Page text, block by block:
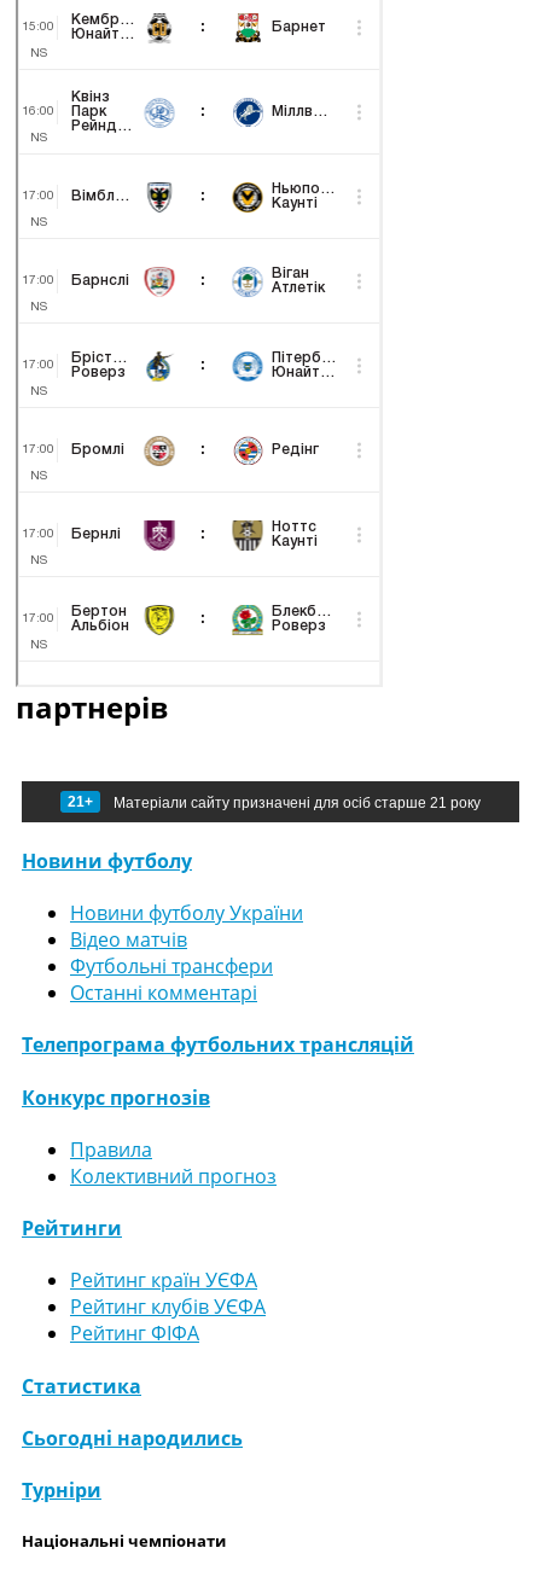
партнерів
21+ Матеріали сайту призначені для осіб старше 21 року
Новини футболу
Новини футболу України
Відео матчів
Футбольні трансфери
Останні комментарі
Телепрограма футбольних трансляцій
Конкурс прогнозів
Правила
Колективний прогноз
Рейтинги
Рейтинг країн УЄФА
Рейтинг клубів УЄФА
Рейтинг ФІФА
Статистика
Сьогодні народились
Турніри
Національні чемпіонати